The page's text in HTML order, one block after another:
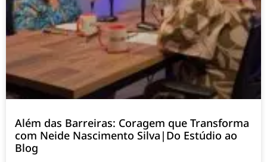
Além das Barreiras: Coragem que Transforma
com Neide Nascimento Silva|Do Estúdio ao
Blog